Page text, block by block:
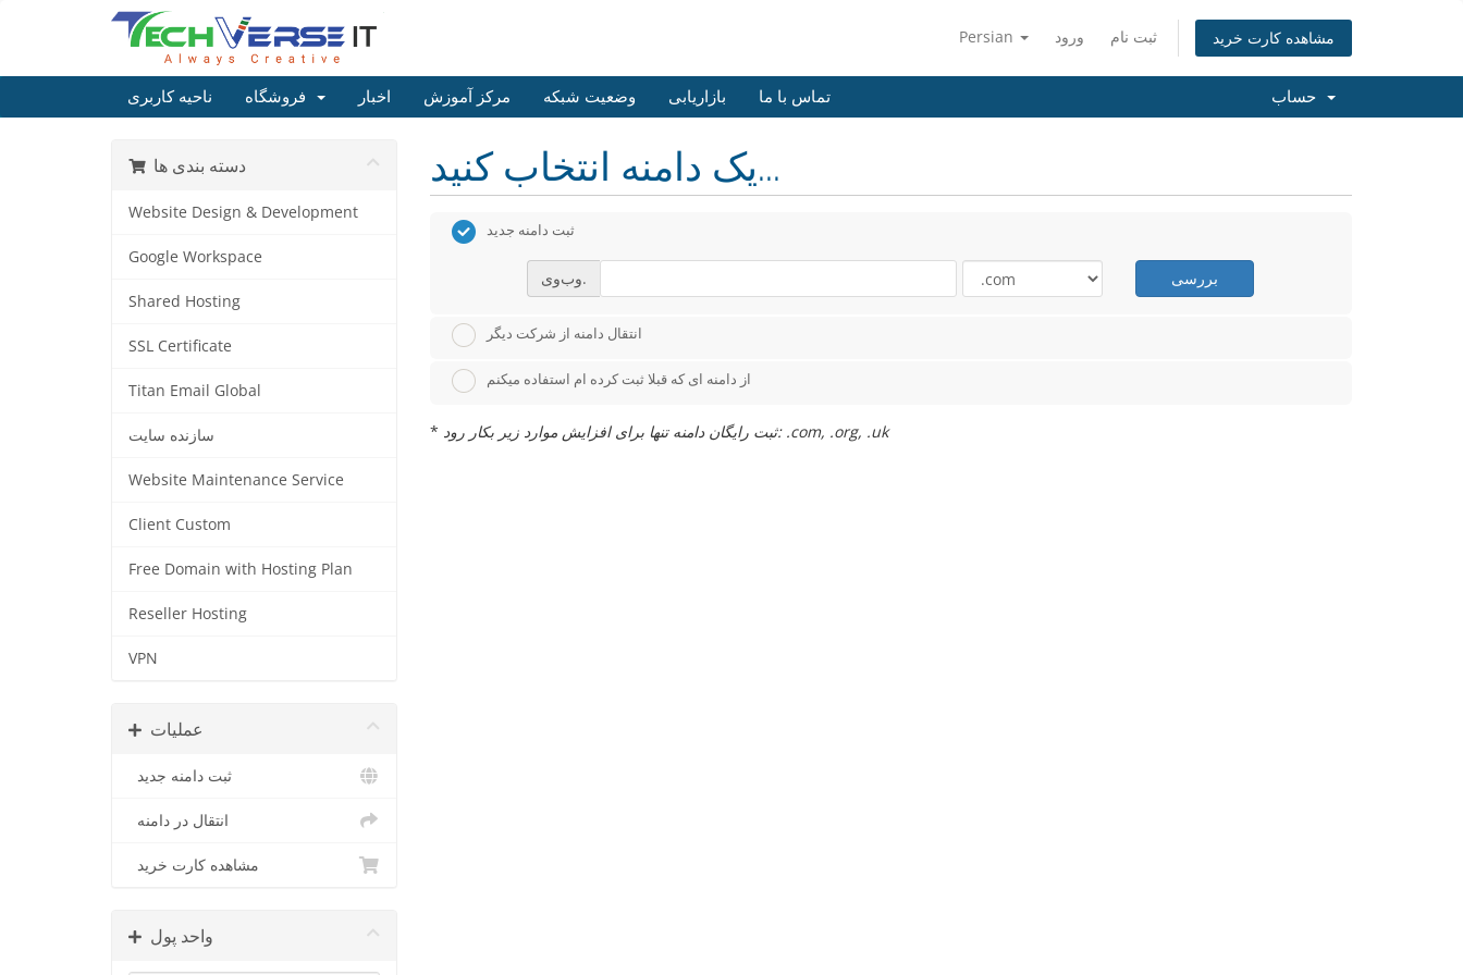
Persian ورود ثبت نام مشاهده کارت خرید
ناحیه کاربری اخبار مرکز آموزش وضعیت شبکه بازاریابی تماس با ما
دسته بندی ها
Website Design & Development
Google Workspace
Shared Hosting
SSL Certificate
Titan Email Global
سازنده سایت
Website Maintenance Service
Client Custom
Free Domain with Hosting Plan
Reseller Hosting
VPN
عملیات
ثبت دامنه جدید
انتقال در دامنه
مشاهده کارت خرید
واحد پول
یک دامنه انتخاب کنید...
ثبت دامنه جدید
وب‌وی. بررسی
انتقال دامنه از شرکت دیگر
از دامنه ای که قبلا ثبت کرده ام استفاده میکنم
* ثبت رایگان دامنه تنها برای افزایش موارد زیر بکار رود: .com, .org, .uk